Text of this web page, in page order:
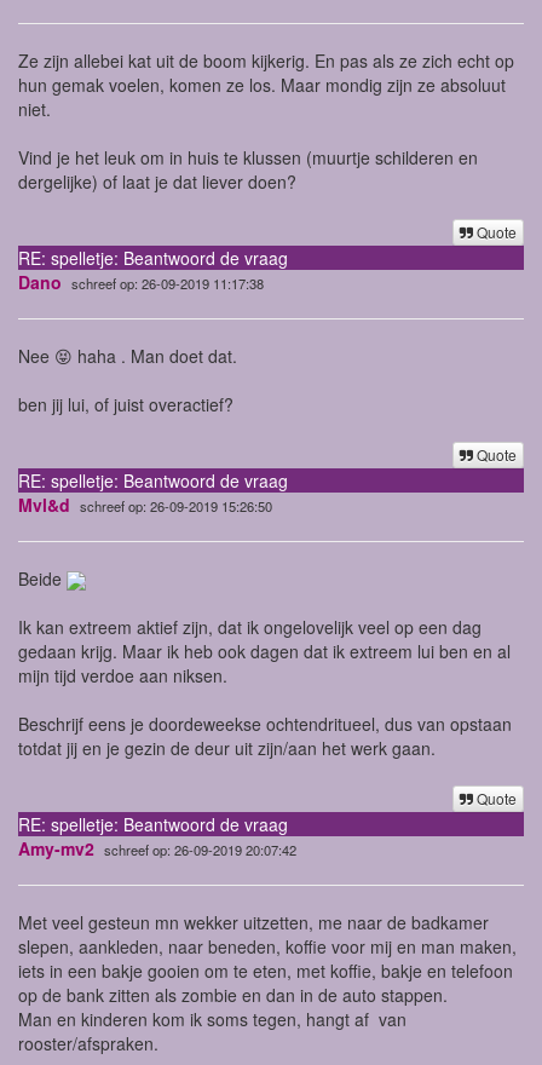
Ze zijn allebei kat uit de boom kijkerig. En pas als ze zich echt op
hun gemak voelen, komen ze los. Maar mondig zijn ze absoluut
niet.
Vind je het leuk om in huis te klussen (muurtje schilderen en
dergelijke) of laat je dat liever doen?
Quote
RE: spelletje: Beantwoord de vraag
Dano schreef op: 26-09-2019 11:17:38
Nee 😝 haha . Man doet dat.
ben jij lui, of juist overactief?
Quote
RE: spelletje: Beantwoord de vraag
Mvl&d schreef op: 26-09-2019 15:26:50
Beide
Ik kan extreem aktief zijn, dat ik ongelovelijk veel op een dag
gedaan krijg. Maar ik heb ook dagen dat ik extreem lui ben en al
mijn tijd verdoe aan niksen.
Beschrijf eens je doordeweekse ochtendritueel, dus van opstaan
totdat jij en je gezin de deur uit zijn/aan het werk gaan.
Quote
RE: spelletje: Beantwoord de vraag
Amy-mv2 schreef op: 26-09-2019 20:07:42
Met veel gesteun mn wekker uitzetten, me naar de badkamer
slepen, aankleden, naar beneden, koffie voor mij en man maken,
iets in een bakje gooien om te eten, met koffie, bakje en telefoon
op de bank zitten als zombie en dan in de auto stappen.
Man en kinderen kom ik soms tegen, hangt af van
rooster/afspraken.